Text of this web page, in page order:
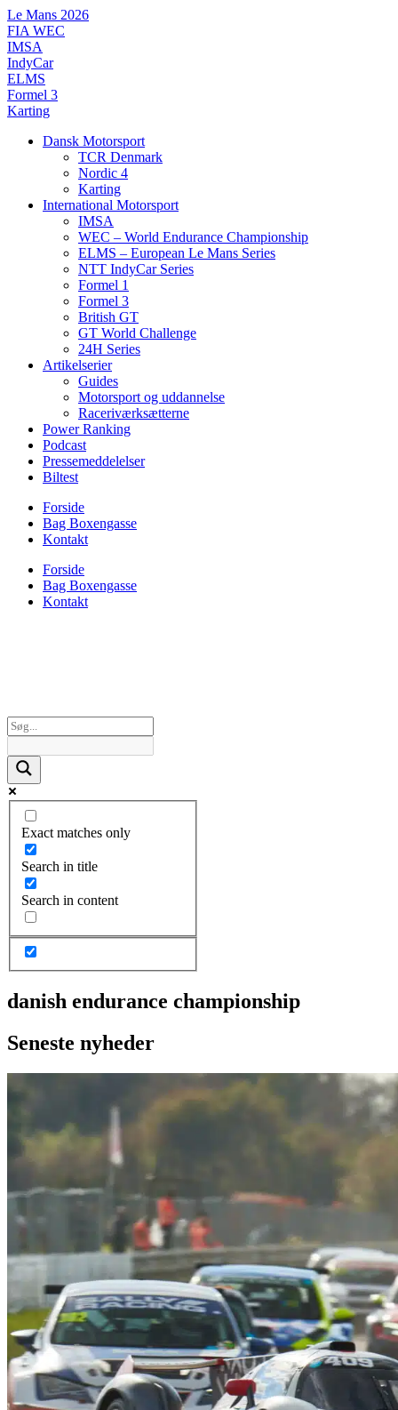
Videre
til
indhold
Le Mans 2026
FIA WEC
IMSA
IndyCar
ELMS
Formel 3
Karting
Dansk Motorsport
TCR Denmark
Nordic 4
Karting
International Motorsport
IMSA
WEC – World Endurance Championship
ELMS – European Le Mans Series
NTT IndyCar Series
Formel 1
Formel 3
British GT
GT World Challenge
24H Series
Artikelserier
Guides
Motorsport og uddannelse
Raceriværksætterne
Power Ranking
Podcast
Pressemeddelelser
Biltest
Forside
Bag Boxengasse
Kontakt
Forside
Bag Boxengasse
Kontakt
Exact matches only
Search in title
Search in content
danish endurance championship
Seneste nyheder